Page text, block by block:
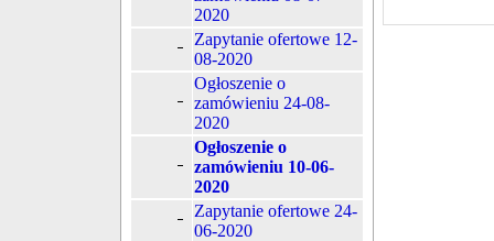
2020
Zapytanie ofertowe 12-
08-2020
Ogłoszenie o
zamówieniu 24-08-
2020
Ogłoszenie o
zamówieniu 10-06-
2020
Zapytanie ofertowe 24-
06-2020